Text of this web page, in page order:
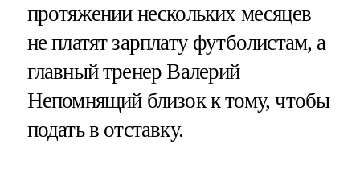
протяжении нескольких месяцев
не платят зарплату футболистам, а
главный тренер Валерий
Непомнящий близок к тому, чтобы
подать в отставку.